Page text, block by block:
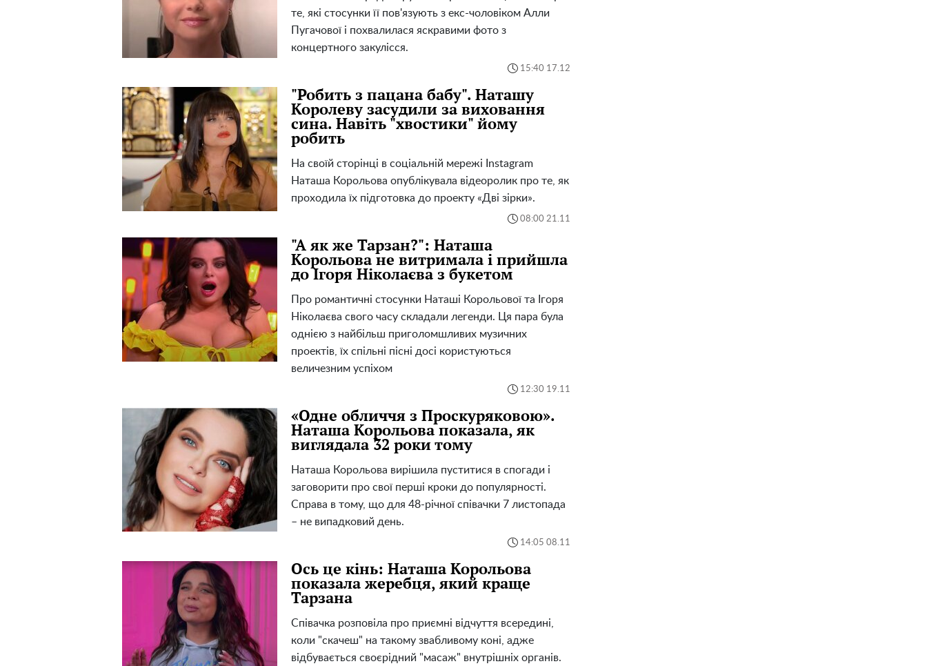
те, які стосунки її пов'язують з екс-чоловіком Алли
Пугачової і похвалилася яскравими фото з
концертного закулісся.
15:40 17.12
"Робить з пацана бабу". Наташу
Королеву засудили за виховання
сина. Навіть "хвостики" йому
робить
На своїй сторінці в соціальній мережі Instagram
Наташа Корольова опублікувала відеоролик про те, як
проходила їх підготовка до проекту «Дві зірки».
08:00 21.11
"А як же Тарзан?": Наташа
Корольова не витримала і прийшла
до Ігоря Ніколаєва з букетом
Про романтичні стосунки Наташі Корольової та Ігоря
Ніколаєва свого часу складали легенди. Ця пара була
однією з найбільш приголомшливих музичних
проектів, їх спільні пісні досі користуються
величезним успіхом
12:30 19.11
«Одне обличчя з Проскуряковою».
Наташа Корольова показала, як
виглядала 32 роки тому
Наташа Корольова вирішила пуститися в спогади і
заговорити про свої перші кроки до популярності.
Справа в тому, що для 48-річної співачки 7 листопада
– не випадковий день.
14:05 08.11
Ось це кінь: Наташа Корольова
показала жеребця, який краще
Тарзана
Співачка розповіла про приємні відчуття всередині,
коли "скачеш" на такому звабливому коні, адже
відбувається своєрідний "масаж" внутрішніх органів.